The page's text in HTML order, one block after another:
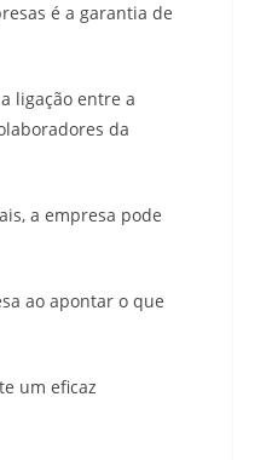
é a garantia de
ligação entre a
da
a empresa pode
ao apontar o que
um eficaz